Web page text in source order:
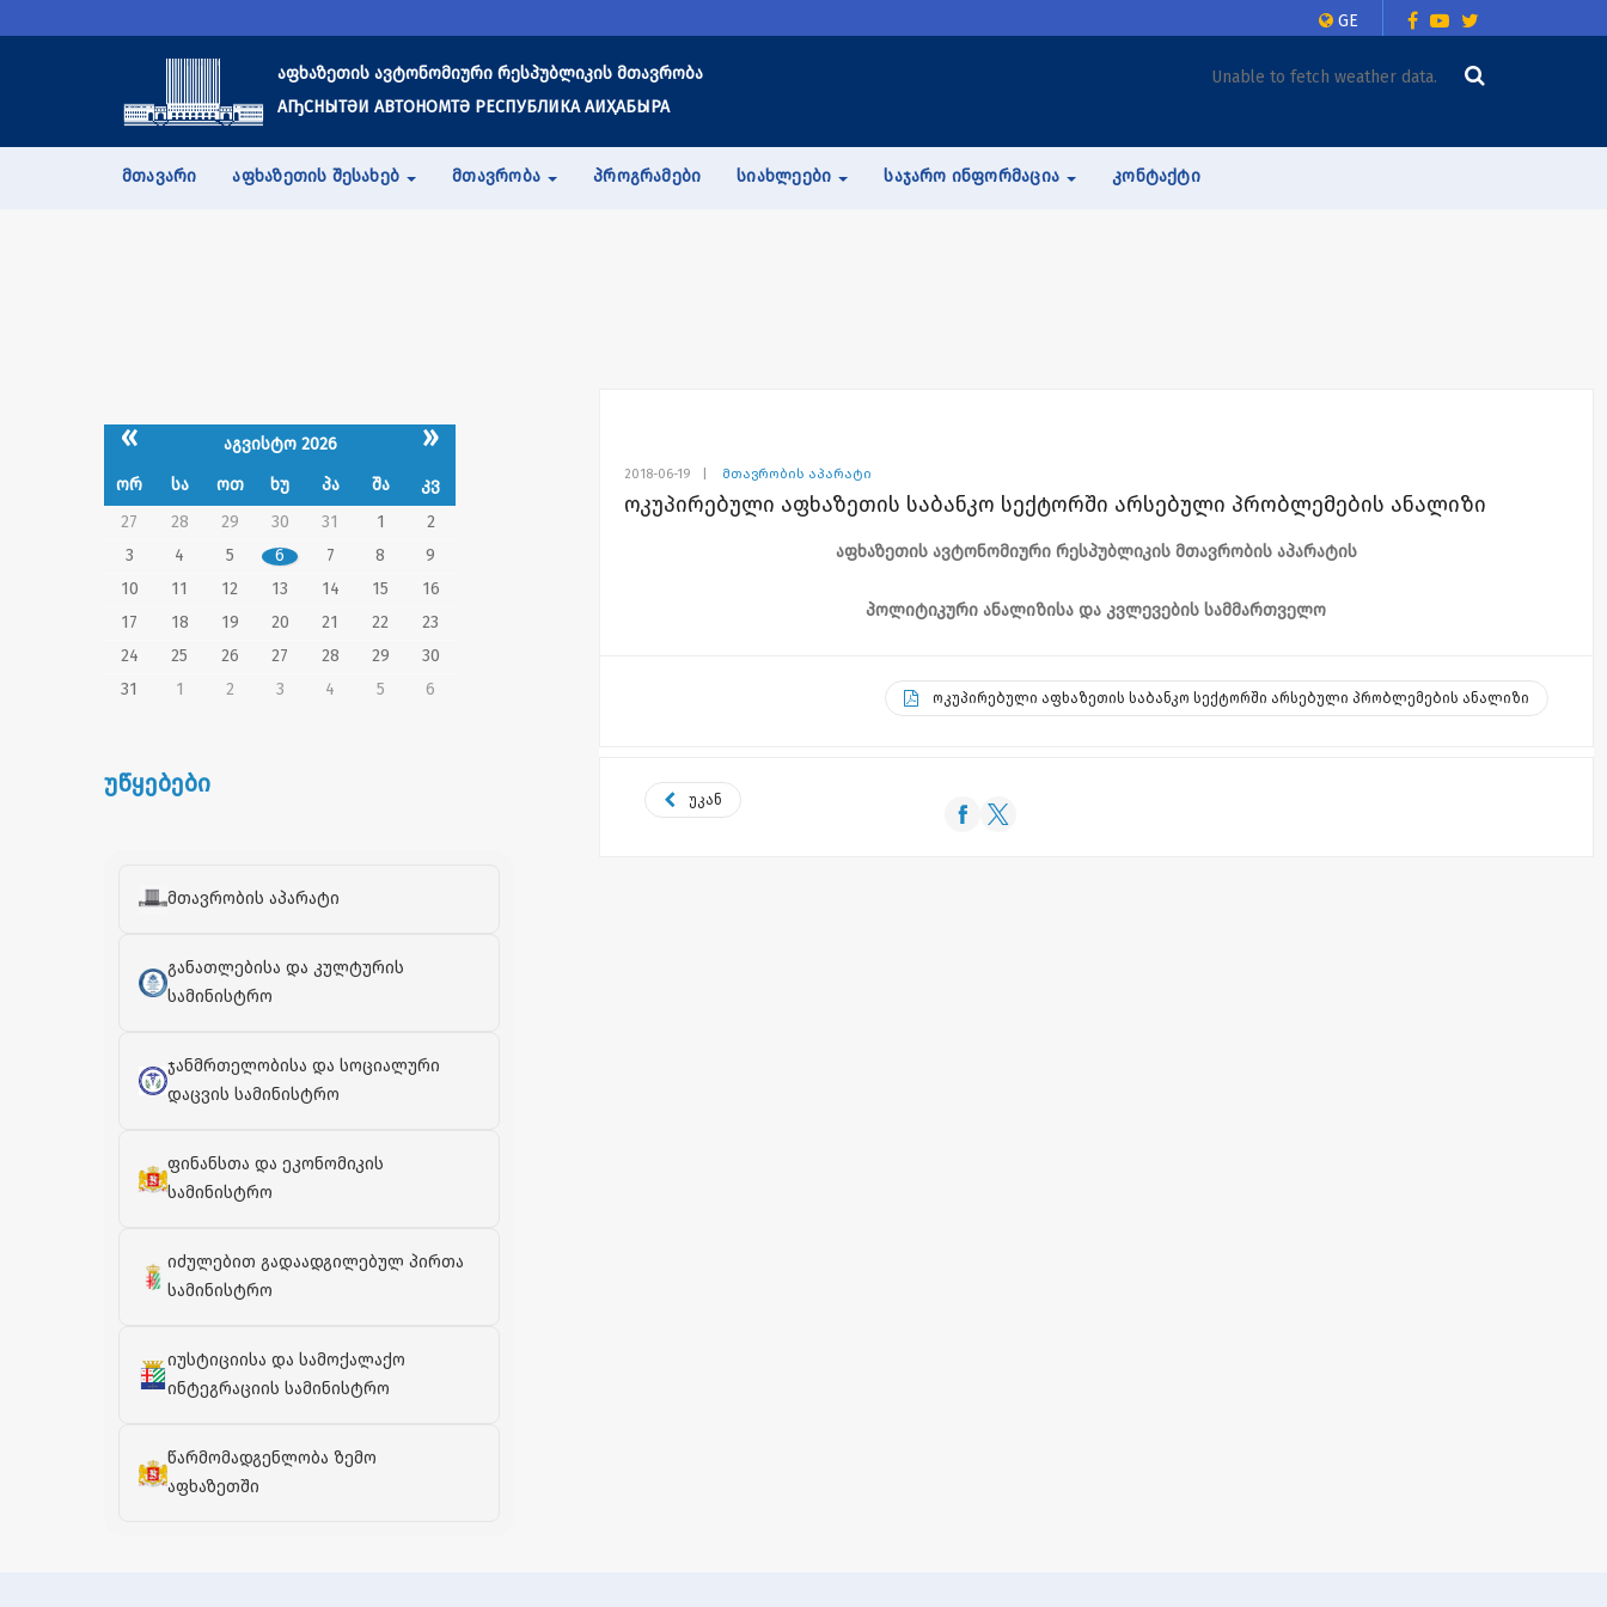
GE
აფხაზეთის ავტონომიური რესპუბლიკის მთავრობა
АҦСНЫТӘИ АВТОНОМТӘ РЕСПУБЛИКА АИҲАБЫРА
Unable to fetch weather data.
ᲛᲗᲐᲕᲐᲠᲘ ᲐᲤᲮᲐᲖᲔᲗᲘᲡ ᲨᲔᲡᲐᲮᲔᲑ ᲛᲗᲐᲕᲠᲝᲑᲐ ᲞᲠᲝᲒᲠᲐᲛᲔᲑᲘ ᲡᲘᲐᲮᲚᲔᲔᲑᲘ ᲡᲐᲯᲐᲠᲝ ᲘᲜᲤᲝᲠᲛᲐᲪᲘᲐ ᲙᲝᲜᲢᲐᲥᲢᲘ
« აგვისტო 2026 »
ორ სა ოთ ხუ პა შა
კვ
27
28 29 30 31 1
2
3
4 5 6 7 8
9
10
11 12 13 14 15
16
17
18 19 20 21 22
23
24
25 26 27 28 29
30
31
1 2 3 4 5 6
უწყებები
მთავრობის აპარატი
განათლებისა და კულტურის
სამინისტრო
ჯანმრთელობისა და სოციალური
დაცვის სამინისტრო
ფინანსთა და ეკონომიკის
სამინისტრო
იძულებით გადაადგილებულ პირთა
სამინისტრო
იუსტიციისა და სამოქალაქო
ინტეგრაციის სამინისტრო
წარმომადგენლობა ზემო
აფხაზეთში
2018-06-19 მთავრობის აპარატი
ოკუპირებული აფხაზეთის საბანკო სექტორში არსებული პრობლემების ანალიზი
აფხაზეთის ავტონომიური რესპუბლიკის მთავრობის აპარატის
პოლიტიკური ანალიზისა და კვლევების სამმართველო
ოკუპირებული აფხაზეთის საბანკო სექტორში არსებული პრობლემების ანალიზი
უკან